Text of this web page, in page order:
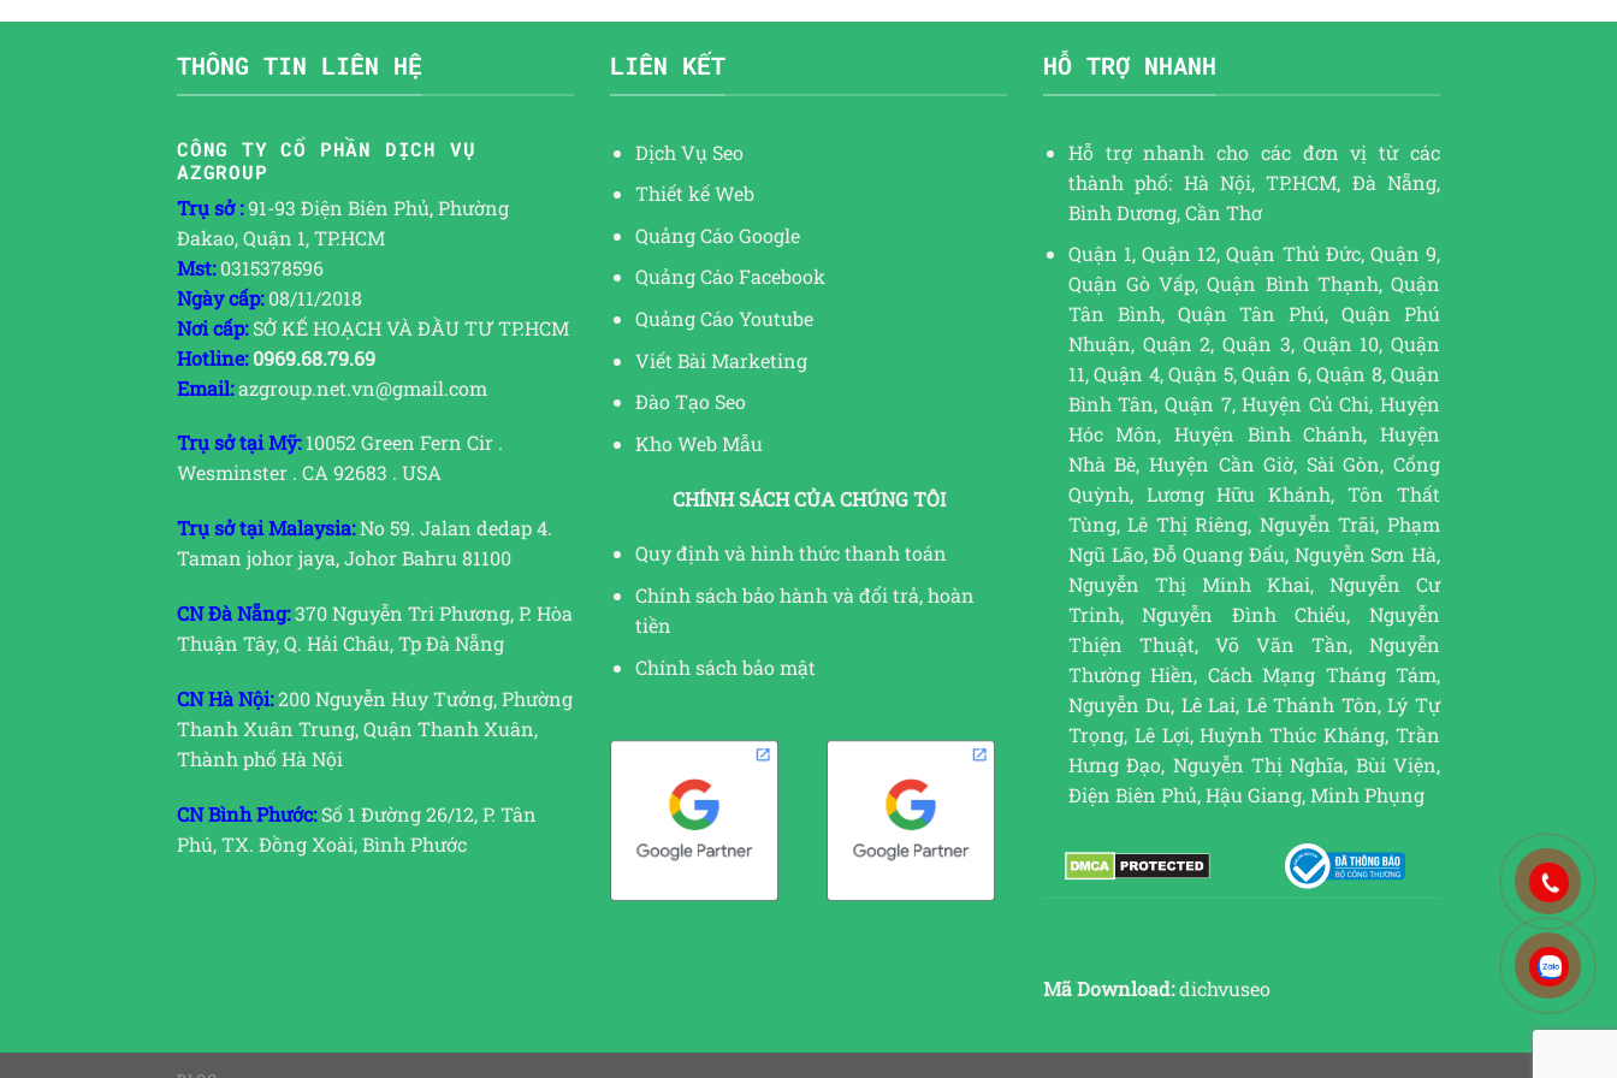
THÔNG TIN LIÊN HỆ
CÔNG TY CỔ PHẦN DỊCH VỤ
AZGROUP
Trụ sở :91-93 Điện Biên Phủ, Phường
Đakao, Quận 1, TP.HCM
Mst:0315378596
Ngày cấp:08/11/2018
Nơi cấp:SỞ KẾ HOẠCH VÀ ĐẦU TƯ TP.HCM
Hotline: 0969.68.79.69
Email:azgroup.net.vn@gmail.com
Trụ sở tại Mỹ:10052 Green Fern Cir .
Wesminster . CA 92683 . USA
Trụ sở tại Malaysia:No 59. Jalan dedap 4.
Taman johor jaya, Johor Bahru 81100
CN Đà Nẵng:370 Nguyễn Tri Phương, P. Hòa
Thuận Tây, Q. Hải Châu, Tp Đà Nẵng
CN Hà Nội:200 Nguyễn Huy Tưởng, Phường
Thanh Xuân Trung, Quận Thanh Xuân,
Thành phố Hà Nội
CN Bình Phước:Số 1 Đường 26/12, P. Tân
Phú, TX. Đồng Xoài, Bình Phước
LIÊN KẾT
Dịch Vụ Seo
Thiết kế Web
Quảng Cáo Google
Quảng Cáo Facebook
Quảng Cáo Youtube
Viết Bài Marketing
Đào Tạo Seo
Kho Web Mẫu
CHÍNH SÁCH CỦA CHÚNG TÔI
Quy định và hình thức thanh toán
Chính sách bảo hành và đổi trả, hoàn
tiền
Chính sách bảo mật
HỖ TRỢ NHANH
Hỗ trợ nhanh cho các đơn vị từ các
thành phố: Hà Nội, TP.HCM, Đà Nẵng,
Bình Dương, Cần Thơ
Quận 1, Quận 12, Quận Thủ Đức, Quận 9,
Quận Gò Vấp, Quận Bình Thạnh, Quận
Tân Bình, Quận Tân Phú, Quận Phú
Nhuận, Quận 2, Quận 3, Quận 10, Quận
11, Quận 4, Quận 5, Quận 6, Quận 8, Quận
Bình Tân, Quận 7, Huyện Củ Chi, Huyện
Hóc Môn, Huyện Bình Chánh, Huyện
Nhà Bè, Huyện Cần Giờ, Sài Gòn, Cống
Quỳnh, Lương Hữu Khánh, Tôn Thất
Tùng, Lê Thị Riêng, Nguyễn Trãi, Phạm
Ngũ Lão, Đỗ Quang Đẩu, Nguyễn Sơn Hà,
Nguyễn Thị Minh Khai, Nguyễn Cư
Trinh, Nguyễn Đình Chiểu, Nguyễn
Thiện Thuật, Võ Văn Tần, Nguyễn
Thường Hiền, Cách Mạng Tháng Tám,
Nguyễn Du, Lê Lai, Lê Thánh Tôn, Lý Tự
Trọng, Lê Lợi, Huỳnh Thúc Kháng, Trần
Hưng Đạo, Nguyễn Thị Nghĩa, Bùi Viện,
Điện Biên Phủ, Hậu Giang, Minh Phụng
Mã Download:dichvuseo